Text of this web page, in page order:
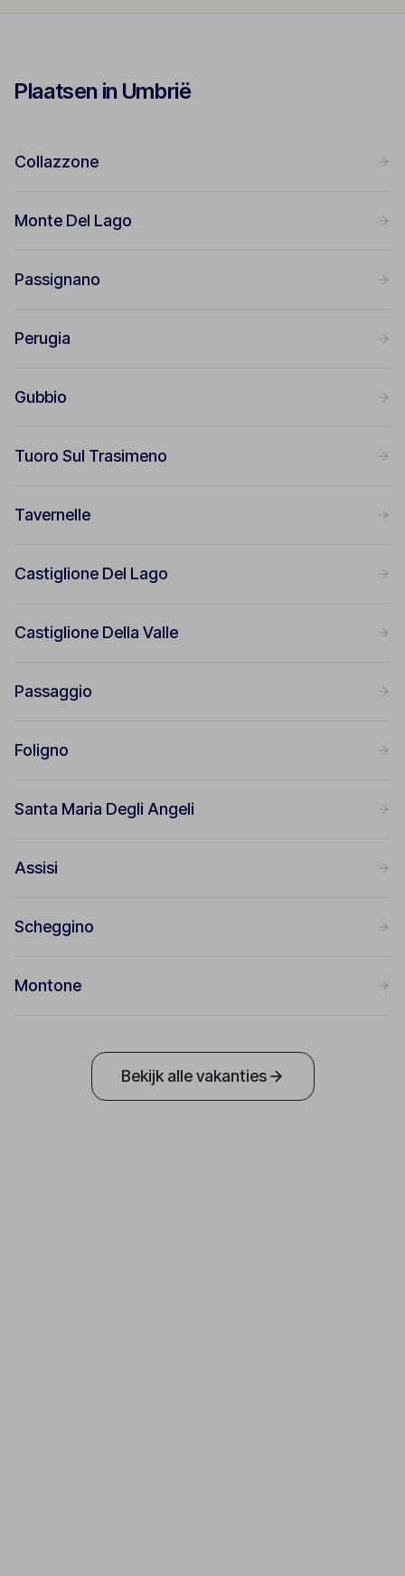
Plaatsen in Umbrië
Collazzone
Monte Del Lago
Passignano
Perugia
Gubbio
Tuoro Sul Trasimeno
Tavernelle
Castiglione Del Lago
Castiglione Della Valle
Passaggio
Foligno
Santa Maria Degli Angeli
Assisi
Scheggino
Montone
Bekijk alle vakanties